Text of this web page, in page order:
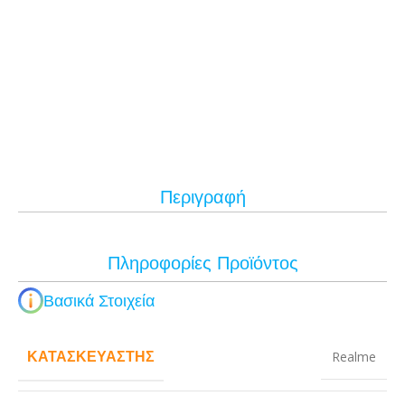
Περιγραφή
Πληροφορίες Προϊόντος
Βασικά Στοιχεία
ΚΑΤΑΣΚΕΥΑΣΤΉΣ Realme